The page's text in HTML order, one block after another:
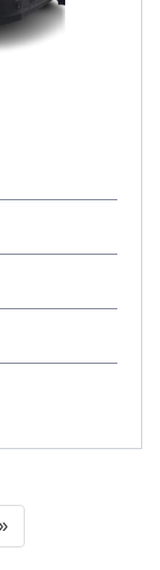
Остання
сторінка